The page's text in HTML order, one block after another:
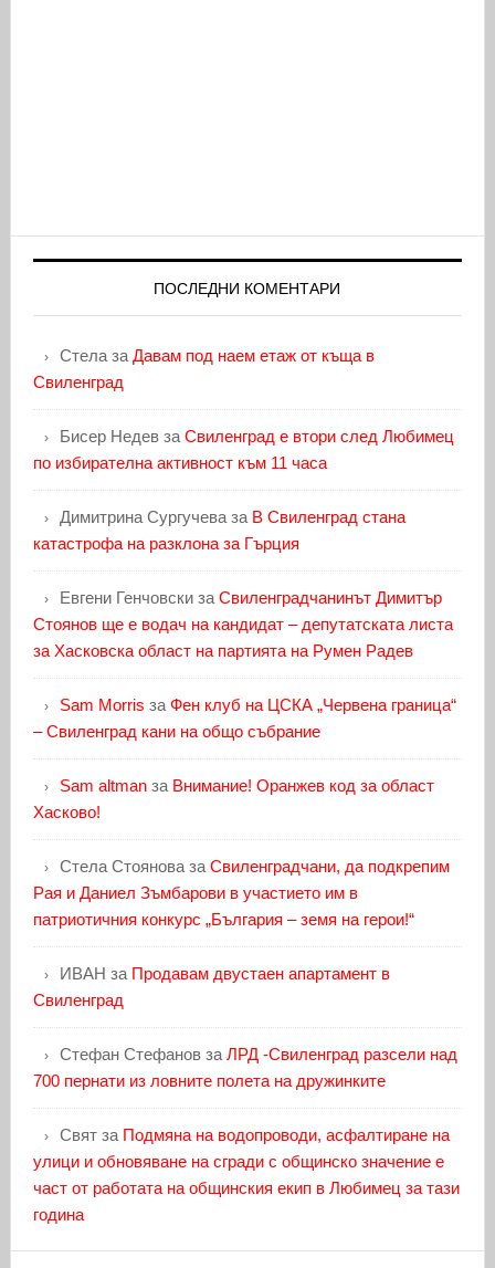
ПОСЛЕДНИ КОМЕНТАРИ
Стелаза Давам под наем етаж от къща в
Свиленград
Бисер Недевза Свиленград е втори след Любимец
по избирателна активност към 11 часа
Димитрина Сургучеваза В Свиленград стана
катастрофа на разклона за Гърция
Евгени Генчовскиза Свиленградчанинът Димитър
Стоянов ще е водач на кандидат – депутатската листа
за Хасковска област на партията на Румен Радев
Sam Morris за Фен клуб на ЦСКА „Червена граница“
– Свиленград кани на общо събрание
Sam altmanза Внимание! Оранжев код за област
Хасково!
Стела Стояноваза Свиленградчани, да подкрепим
Рая и Даниел Зъмбарови в участието им в
патриотичния конкурс „България – земя на герои!“
ИВАН за Продавам двустаен апартамент в
Свиленград
Стефан Стефановза ЛРД -Свиленград разсели над
700 пернати из ловните полета на дружинките
Святза Подмяна на водопроводи, асфалтиране на
улици и обновяване на сгради с общинско значение е
част от работата на общинския екип в Любимец за тази
година